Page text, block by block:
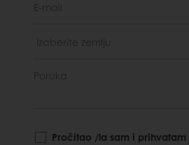
Pročitao /la sam i prihvatam